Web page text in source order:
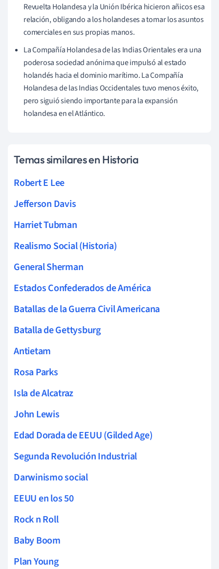
Revuelta Holandesa y la Unión Ibérica hicieron añicos esa
relación, obligando a los holandeses a tomar los asuntos
comerciales en sus propias manos.
La Compañía Holandesa de las Indias Orientales era una
poderosa sociedad anónima que impulsó al estado
holandés hacia el dominio marítimo. La Compañía
Holandesa de las Indias Occidentales tuvo menos éxito,
pero siguió siendo importante para la expansión
holandesa en el Atlántico.
Temas similares en Historia
Robert E Lee
Jefferson Davis
Harriet Tubman
Realismo Social (Historia)
General Sherman
Estados Confederados de América
Batallas de la Guerra Civil Americana
Batalla de Gettysburg
Antietam
Rosa Parks
Isla de Alcatraz
John Lewis
Edad Dorada de EEUU (Gilded Age)
Segunda Revolución Industrial
Darwinismo social
EEUU en los 50
Rock n Roll
Baby Boom
Plan Young